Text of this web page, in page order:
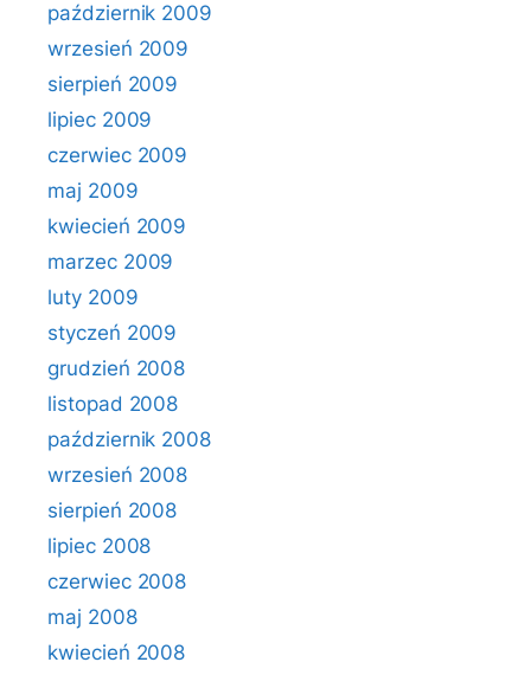
październik 2009
wrzesień 2009
sierpień 2009
lipiec 2009
czerwiec 2009
maj 2009
kwiecień 2009
marzec 2009
luty 2009
styczeń 2009
grudzień 2008
listopad 2008
październik 2008
wrzesień 2008
sierpień 2008
lipiec 2008
czerwiec 2008
maj 2008
kwiecień 2008